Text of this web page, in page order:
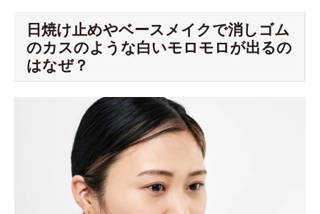
日焼け止めやベースメイクで消しゴム
のカスのような白いモロモロが出るの
はなぜ？